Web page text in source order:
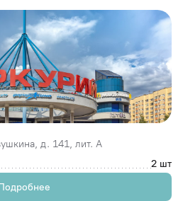
д. 141, лит. А
2 шт